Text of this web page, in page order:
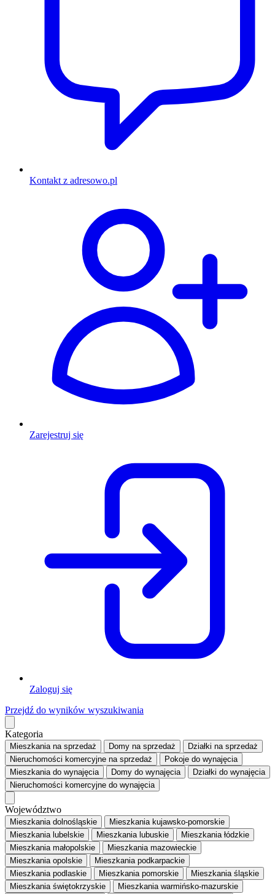
Kontakt z adresowo.pl
Zarejestruj się
Zaloguj się
Przejdź do wyników wyszukiwania
Kategoria
Mieszkaniana sprzedaż Domy na sprzedaż Działki na sprzedaż
Nieruchomości komercyjne na sprzedaż Pokoje do wynajęcia
Mieszkaniado wynajęcia Domy do wynajęcia Działki do wynajęcia
Nieruchomości komercyjne do wynajęcia
Województwo
Mieszkania dolnośląskie
Mieszkania kujawsko-pomorskie
Mieszkania lubelskie
Mieszkania lubuskie
Mieszkania łódzkie
Mieszkania małopolskie
Mieszkania mazowieckie
Mieszkania opolskie
Mieszkania podkarpackie
Mieszkania podlaskie
Mieszkania pomorskie
Mieszkania śląskie
Mieszkania świętokrzyskie
Mieszkania warmińsko-mazurskie